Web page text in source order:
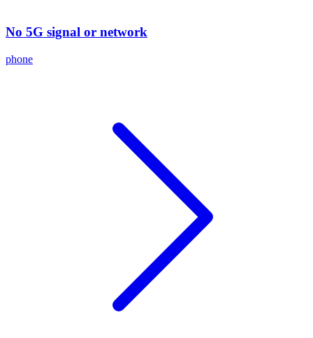
No 5G signal or network
phone